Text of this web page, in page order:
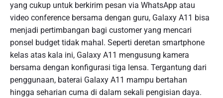
yang cukup untuk berkirim pesan via WhatsApp atau
video conference bersama dengan guru, Galaxy A11 bisa
menjadi pertimbangan bagi customer yang mencari
ponsel budget tidak mahal. Seperti deretan smartphone
kelas atas kala ini, Galaxy A11 mengusung kamera
bersama dengan konfigurasi tiga lensa. Tergantung dari
penggunaan, baterai Galaxy A11 mampu bertahan
hingga seharian cuma di dalam sekali pengisian daya.